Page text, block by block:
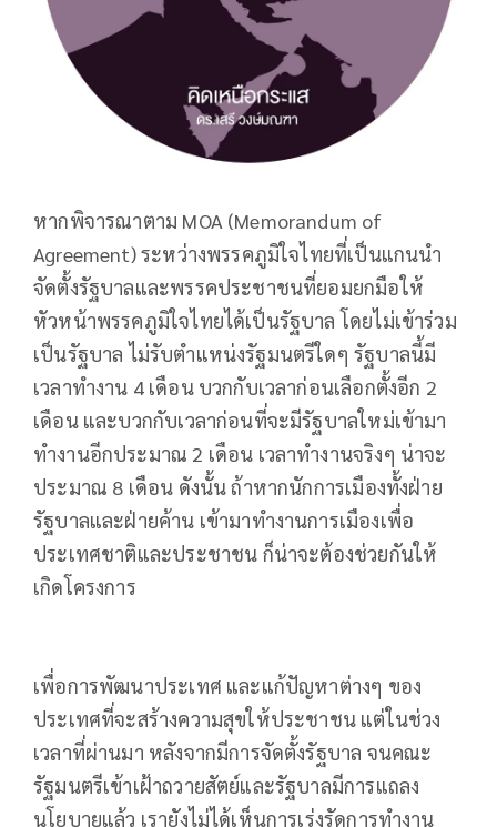
หากพิจารณาตาม MOA (Memorandum of
Agreement) ระหว่างพรรคภูมิใจไทยที่เป็นแกนนำ
จัดตั้งรัฐบาลและพรรคประชาชนที่ยอมยกมือให้
หัวหน้าพรรคภูมิใจไทยได้เป็นรัฐบาล โดยไม่เข้าร่วม
เป็นรัฐบาล ไม่รับตำแหน่งรัฐมนตรีใดๆ รัฐบาลนี้มี
เวลาทำงาน 4 เดือน บวกกับเวลาก่อนเลือกตั้งอีก 2
เดือน และบวกกับเวลาก่อนที่จะมีรัฐบาลใหม่เข้ามา
ทำงานอีกประมาณ 2 เดือน เวลาทำงานจริงๆ น่าจะ
ประมาณ 8 เดือน ดังนั้น ถ้าหากนักการเมืองทั้งฝ่าย
รัฐบาลและฝ่ายค้าน เข้ามาทำงานการเมืองเพื่อ
ประเทศชาติและประชาชน ก็น่าจะต้องช่วยกันให้
เกิดโครงการ
เพื่อการพัฒนาประเทศ และแก้ปัญหาต่างๆ ของ
ประเทศที่จะสร้างความสุขให้ประชาชน แต่ในช่วง
เวลาที่ผ่านมา หลังจากมีการจัดตั้งรัฐบาล จนคณะ
รัฐมนตรีเข้าเฝ้าถวายสัตย์และรัฐบาลมีการแถลง
นโยบายแล้ว เรายังไม่ได้เห็นการเร่งรัดการทำงาน